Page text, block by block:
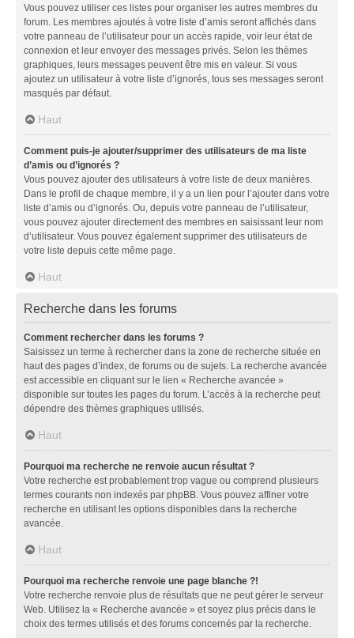
Vous pouvez utiliser ces listes pour organiser les autres membres du
forum. Les membres ajoutés à votre liste d’amis seront affichés dans
votre panneau de l’utilisateur pour un accès rapide, voir leur état de
connexion et leur envoyer des messages privés. Selon les thèmes
graphiques, leurs messages peuvent être mis en valeur. Si vous
ajoutez un utilisateur à votre liste d’ignorés, tous ses messages seront
masqués par défaut.
Haut
Comment puis-je ajouter/supprimer des utilisateurs de ma liste
d’amis ou d’ignorés ?
Vous pouvez ajouter des utilisateurs à votre liste de deux manières.
Dans le profil de chaque membre, il y a un lien pour l’ajouter dans votre
liste d’amis ou d’ignorés. Ou, depuis votre panneau de l’utilisateur,
vous pouvez ajouter directement des membres en saisissant leur nom
d’utilisateur. Vous pouvez également supprimer des utilisateurs de
votre liste depuis cette même page.
Haut
Recherche dans les forums
Comment rechercher dans les forums ?
Saisissez un terme à rechercher dans la zone de recherche située en
haut des pages d’index, de forums ou de sujets. La recherche avancée
est accessible en cliquant sur le lien « Recherche avancée »
disponible sur toutes les pages du forum. L’accès à la recherche peut
dépendre des thèmes graphiques utilisés.
Haut
Pourquoi ma recherche ne renvoie aucun résultat ?
Votre recherche est probablement trop vague ou comprend plusieurs
termes courants non indexés par phpBB. Vous pouvez affiner votre
recherche en utilisant les options disponibles dans la recherche
avancée.
Haut
Pourquoi ma recherche renvoie une page blanche ?!
Votre recherche renvoie plus de résultats que ne peut gérer le serveur
Web. Utilisez la « Recherche avancée » et soyez plus précis dans le
choix des termes utilisés et des forums concernés par la recherche.